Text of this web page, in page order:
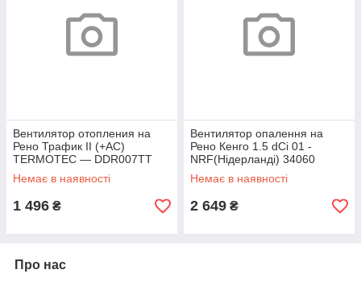
Вентилятор отопления на
Рено Трафик II (+AC)
TERMOTEC — DDR007TT
Немає в наявності
1 496 ₴
Вентилятор опалення на
Рено Кенго 1.5 dCi 01 -
NRF(Нідерланді) 34060
Немає в наявності
2 649 ₴
Про нас